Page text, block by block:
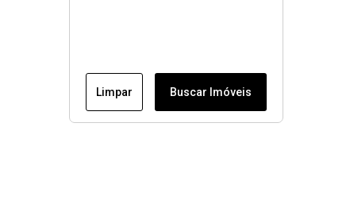
Limpar Buscar Imóveis